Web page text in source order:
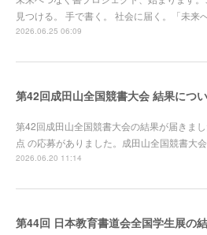
見つける。 手で書く。 社会に届く。「未来
2026.06.25 06:09
第42回成田山全国競書大会 結果につ
第42回成田山全国競書大会の結果が届きま
点 の応募がありました。成田山全国競書大
2026.06.20 11:14
第44回 日本教育書道会全国学生展の